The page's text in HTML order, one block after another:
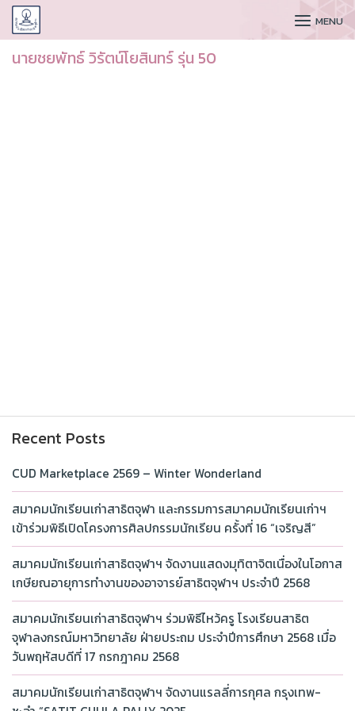
CUDAA MENU
นายชยพัทธ์ วิรัตน์โยสินทร์ รุ่น 50
Recent Posts
CUD Marketplace 2569 – Winter Wonderland
สมาคมนักเรียนเก่าสาธิตจุฬา และกรรมการสมาคมนักเรียนเก่าฯ
เข้าร่วมพิธีเปิดโครงการศิลปกรรมนักเรียน ครั้งที่ 16 “เจริญสี”
สมาคมนักเรียนเก่าสาธิตจุฬาฯ จัดงานแสดงมุทิตาจิตเนื่องในโอกาส
เกษียณอายุการทำงานของอาจารย์สาธิตจุฬาฯ ประจำปี 2568
สมาคมนักเรียนเก่าสาธิตจุฬาฯ ร่วมพิธีไหว้ครู โรงเรียนสาธิต
จุฬาลงกรณ์มหาวิทยาลัย ฝ่ายประถม ประจำปีการศึกษา 2568 เมื่อ
วันพฤหัสบดีที่ 17 กรกฎาคม 2568
สมาคมนักเรียนเก่าสาธิตจุฬาฯ จัดงานแรลลี่การกุศล กรุงเทพ-